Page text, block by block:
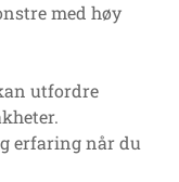
med høy
utfordre
erfaring når du